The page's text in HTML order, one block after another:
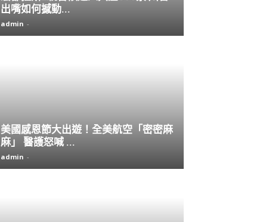
出嘴如何撼動...
admin -
美國感恩節大出遊！全美航空「密密麻
麻」 醫護怒喊 ...
admin -